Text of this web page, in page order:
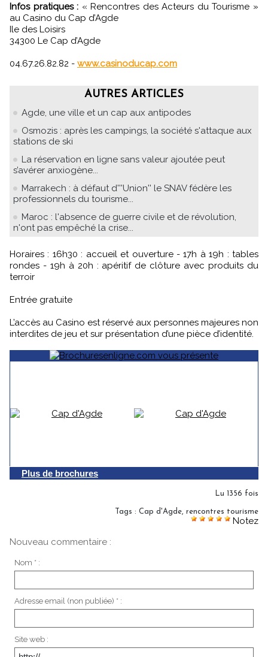
Infos pratiques : « Rencontres des Acteurs du Tourisme »
au Casino du Cap d’Agde
Ile des Loisirs
34300 Le Cap d’Agde
04.67.26.82.82 - www.casinoducap.com
AUTRES ARTICLES
Agde, une ville et un cap aux antipodes
Osmozis : après les campings, la société s'attaque aux
stations de ski
La réservation en ligne sans valeur ajoutée peut
s’avérer anxiogène...
Marrakech : à défaut d'''Union'' le SNAV fédère les
professionnels du tourisme...
Maroc : l'absence de guerre civile et de révolution,
n'ont pas empêché la crise...
Horaires : 16h30 : accueil et ouverture - 17h à 19h : tables
rondes - 19h à 20h : apéritif de clôture avec produits du
terroir
Entrée gratuite
L’accès au Casino est réservé aux personnes majeures non
interdites de jeu et sur présentation d’une pièce d’identité.
Plus de brochures
Lu 1356 fois
Tags : Cap d'Agde rencontres tourisme
Notez
Nouveau commentaire :
Nom * :
Adresse email (non publiée) * :
Site web :